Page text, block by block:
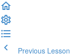
Previous Lesson